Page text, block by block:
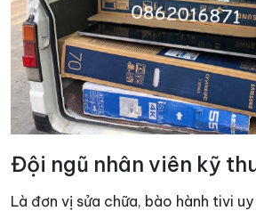
Đội ngũ nhân viên kỹ
Là đơn vị sửa chữa, bào hành tivi